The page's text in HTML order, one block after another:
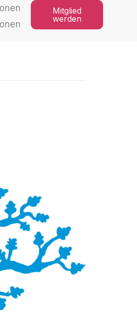
Mitglied
werden